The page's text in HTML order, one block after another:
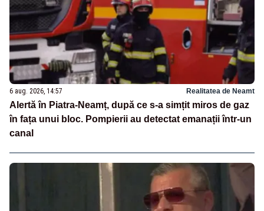
6 aug. 2026, 14:57 Realitatea de Neamt
Alertă în Piatra-Neamț, după ce s-a simțit miros de gaz
în fața unui bloc. Pompierii au detectat emanații într-un
canal